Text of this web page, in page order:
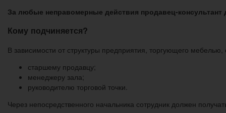
За любые неправомерные действия продавец-
Кому подчиняется?
В зависимости от структуры предприятия, торгующего
старшему продавцу;
менеджеру зала;
руководителю торговой точки.
Через непосредственного начальника сотрудник должен